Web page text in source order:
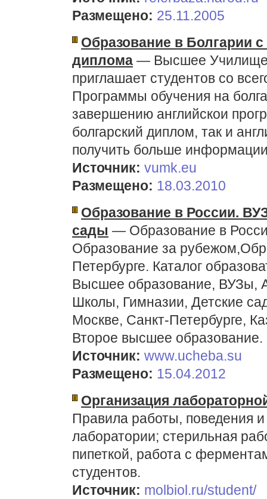
Размещено: 25.11.2005
Образование в Болгарии
диплома — Высшее
приглашает студентов со
Программы обучения на
завершению английскои
болгарский диплом, так и
получить больше
Источник: vumk.eu
Размещено: 18.03.2010
Образование в России.
сады — Образование в
Образование за
Петербурге. Каталог
Высшее образование, ВУЗы,
Школы, Гимназии, Детские
Москве, Санкт-Петербурге,
Второе высшее
Источник: www.ucheba.su
Размещено: 15.04.2012
Организация
Правила работы, поведения и
лаборатории; стерильная
пипеткой, работа с
студентов.
Источник: molbiol.ru/student/